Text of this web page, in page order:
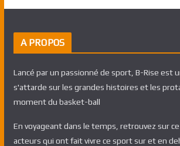
A PROPOS
Lancé par un passionné de sport, B-Rise est
s'attarde sur les grandes histoires et les
moment du basket-ball
En voyageant dans le temps, retrouvez sur
acteurs qui ont fait vivre ce sport sur et en